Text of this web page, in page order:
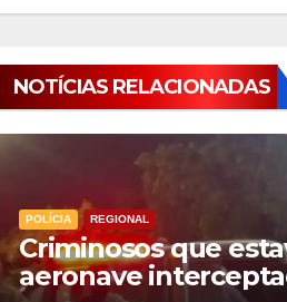
NOTÍCIAS RELACIONADAS
POLÍCIA REGIONAL
Criminosos que
aeronave